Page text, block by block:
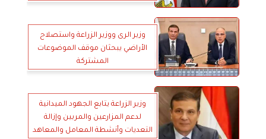
وزير الرى ووزير الزراعة واستصلاح
الأراضي يبحثان موقف الموضوعات
المشتركة
وزير الزراعة يتابع الجهود الميدانية
لدعم المزارعين والمربين وإزالة
التعديات وأنشطة المعامل والمعاهد